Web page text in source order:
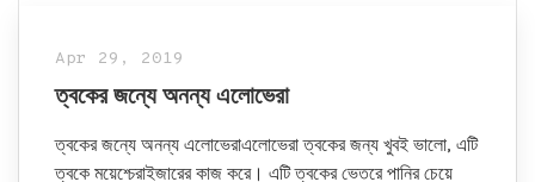
Apr 29, 2019
ত্বকের জন্যে অনন্য এলোভেরা
ত্বকের জন্যে অনন্য এলোভেরাএলোভেরা ত্বকের জন্য খুবই ভালো, এটি
ত্বকে ময়েশ্চেরাইজারের কাজ করে। এটি ত্বকের ভেতরে পানির চেয়ে